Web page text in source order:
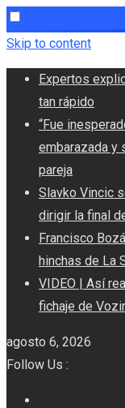
Skip to content
Expertos
tan rápido
“Fue
embarazada y
pareja
Slavko Vincic
dirigir la final
Francisco
hinchas de La
VIDEO | Así
fichaje de
agosto 6, 2026
Follow Us :